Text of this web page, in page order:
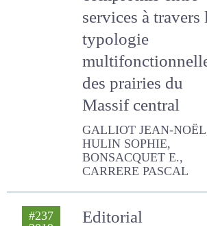
Apprécier les
compromis entre
services à travers
la typologie
multifonctionnelle
des prairies du
Massif central
GALLIOT JEAN-NOËL,
BONSACQUET E.,
CARRERE PASCAL